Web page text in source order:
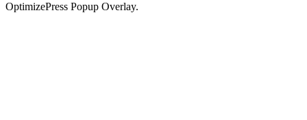
OptimizePress Popup Overlay.